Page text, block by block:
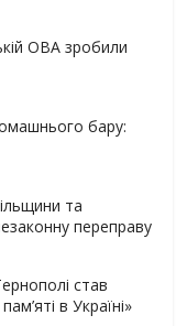
ОВА зробили
бару:
та
переправу
став
в Україні»